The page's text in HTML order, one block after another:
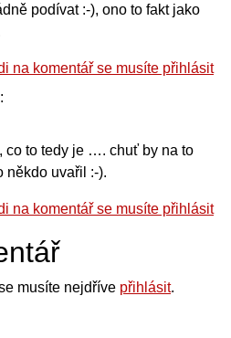
podívat :-), ono to fakt jako
na komentář se musíte přihlásit
co to tedy je …. chuť by na to
někdo uvařil :-).
na komentář se musíte přihlásit
musíte nejdříve přihlásit.